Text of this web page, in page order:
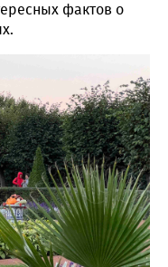
фактов о